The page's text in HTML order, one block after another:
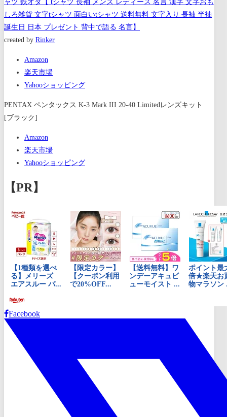
ャツ 鉄オタ【 tシャツ 長袖 メンズ レディース 名言 漢字 文字おも
しろ雑貨 文字tシャツ 面白いtシャツ 送料無料 文字入り 長袖 半袖
誕生日 日本 プレゼント 背中で語る 名言】
created by Rinker
Amazon
楽天市場
Yahooショッピング
PENTAX ペンタックス K-3 Mark III 20-40 Limitedレンズキット
[ブラック]
Amazon
楽天市場
Yahooショッピング
【PR】
Facebook